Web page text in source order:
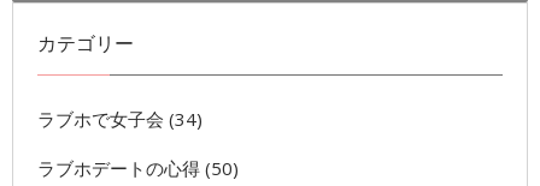
カテゴリー
ラブホで女子会 (34)
ラブホデートの心得 (50)